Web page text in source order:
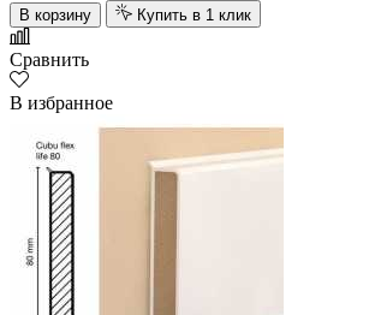
В корзину Купить в 1 клик
Сравнить
В избранное